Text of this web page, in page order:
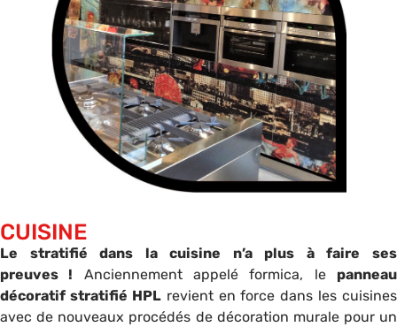
CUISINE
Le stratifié dans la cuisine n’a plus à faire ses
preuves ! Anciennement appelé formica, le panneau
décoratif stratifié HPLrevient en force dans les cuisines
avec de nouveaux procédés de décoration murale pour un